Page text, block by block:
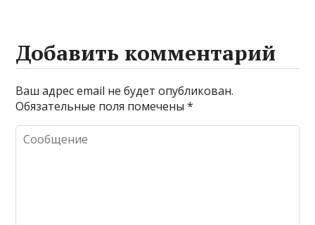
Добавить комментарий
Ваш адрес email не будет опубликован.
Обязательные поля помечены*